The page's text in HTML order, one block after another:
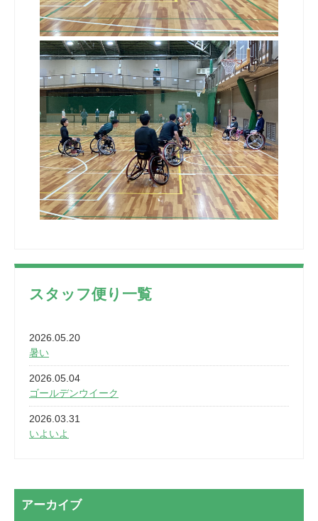
スタッフ便り一覧
2026.05.20
暑い
2026.05.04
ゴールデンウイーク
2026.03.31
いよいよ
2026.03.20
なぎなた
アーカイブ